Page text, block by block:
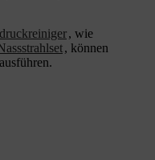
, wie
, können